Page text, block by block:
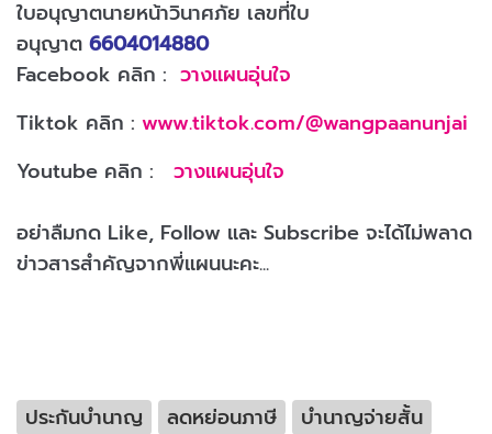
ใบอนุญาตนายหน้าวินาศภัย เลขที่ใบ
อนุญาต 6604014880
Facebook คลิก : วางแผนอุ่นใจ
Tiktok คลิก : www.tiktok.com/@wangpaanunjai
Youtube คลิก : วางแผนอุ่นใจ
อย่าลืมกด Like, Follow และ Subscribe จะได้ไม่พลาด
ข่าวสารสำคัญจากพี่แผนนะคะ...
ประกันบำนาญ ลดหย่อนภาษี
บำนาญจ่ายสั้น